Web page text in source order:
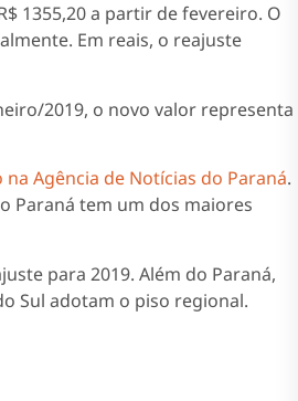
1355,20 a partir de fevereiro. O
Em reais, o reajuste
2019, o novo valor representa
na Agência de Notícias do Paraná.
Paraná tem um dos maiores
para 2019. Além do Paraná,
Sul adotam o piso regional.